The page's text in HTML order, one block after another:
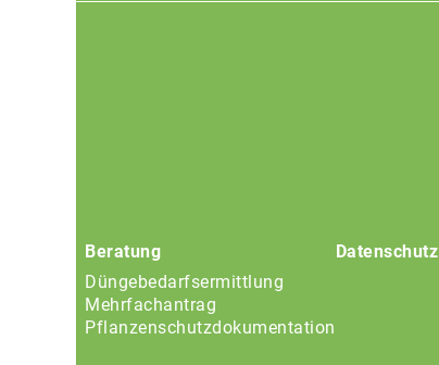
Beratung
Düngebedarfsermittlung
Mehrfachantrag
Pflanzenschutzdokumentation
Datenschutz